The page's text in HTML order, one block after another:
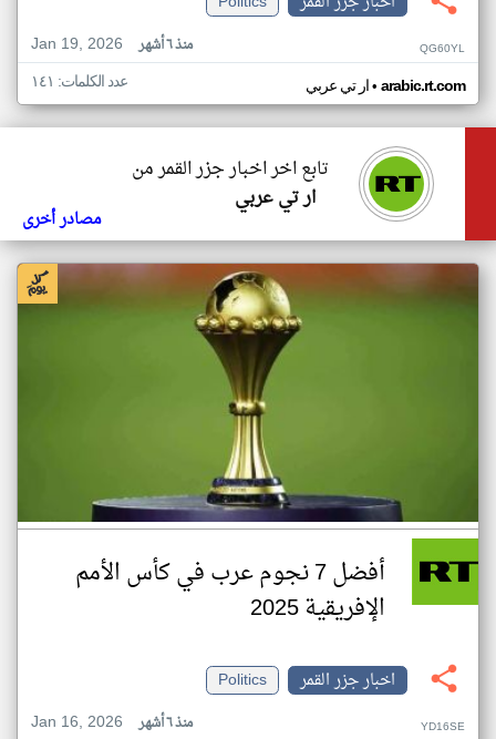
Jan 19, 2026
منذ ٦ أشهر QG60YL
ار تي عربي• arabic.rt.com عدد الكلمات: ١٤١
تابع اخر اخبار جزر القمر من
ار تي عربي
مصادر أخرى
أفضل 7 نجوم عرب في كأس الأمم
الإفريقية 2025
اخبار جزر القمر
Politics
Jan 16, 2026
منذ ٦ أشهر YD16SE